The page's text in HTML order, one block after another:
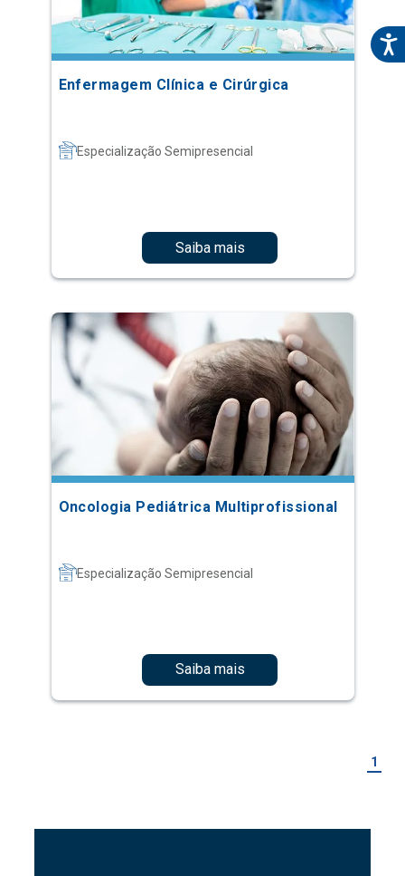
Enfermagem Clínica e Cirúrgica
Especialização Semipresencial
Saiba mais
Oncologia Pediátrica Multiprofissional
Especialização Semipresencial
Saiba mais
1